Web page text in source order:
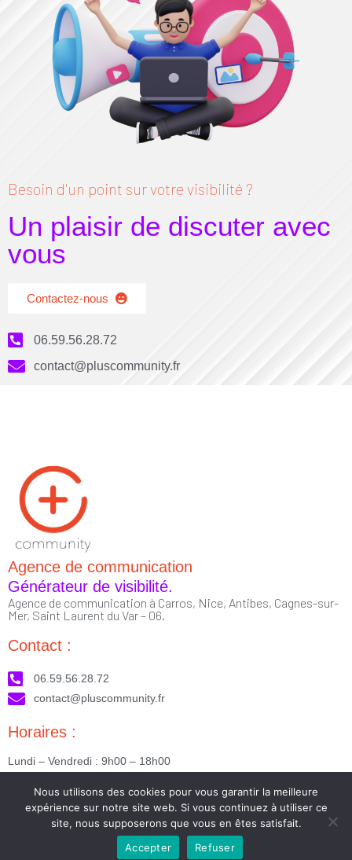
Besoin d'un point sur votre visibilité ?
Un plaisir de discuter avec
vous
Contactez-nous
06.59.56.28.72
contact@pluscommunity.fr
Agence de communication
Générateur de visibilité.
Agence de communication à Carros, Nice, Antibes, Cagnes-sur-
Mer, Saint Laurent du Var – 06.
Contact :
06.59.56.28.72
contact@pluscommunity.fr
Horaires :
Lundi – Vendredi : 9h00 – 18h00
Nous suivre :
Nous utilisons des cookies pour vous garantir la meilleure
expérience sur notre site web. Si vous continuez à utiliser ce
site, nous supposerons que vous en êtes satisfait.
Accepter
Refuser